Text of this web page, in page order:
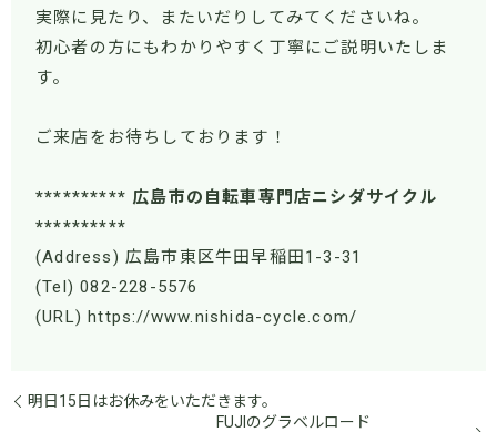
実際に見たり、またいだりしてみてくださいね。
初心者の方にもわかりやすく丁寧にご説明いたしま
す。
ご来店をお待ちしております！
********** 広島市の自転車専門店ニシダサイクル
**********
(Address) 広島市東区牛田早稲田1-3-31
(Tel) 082-228-5576
(URL) https://www.nishida-cycle.com/
明日15日はお休みをいただきます。
FUJIのグラベルロード